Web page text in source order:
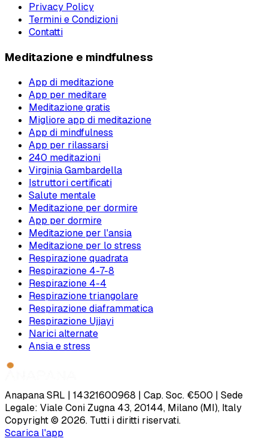
Privacy Policy
Termini e Condizioni
Contatti
Meditazione e mindfulness
App di meditazione
App per meditare
Meditazione gratis
Migliore app di meditazione
App di mindfulness
App per rilassarsi
240 meditazioni
Virginia Gambardella
Istruttori certificati
Salute mentale
Meditazione per dormire
App per dormire
Meditazione per l'ansia
Meditazione per lo stress
Respirazione quadrata
Respirazione 4-7-8
Respirazione 4-4
Respirazione triangolare
Respirazione diaframmatica
Respirazione Ujjayi
Narici alternate
Ansia e stress
Anapana SRL | 14321600968 | Cap. Soc. €500 | Sede
Legale: Viale Coni Zugna 43, 20144, Milano (MI), Italy
Copyright © 2026. Tutti i diritti riservati.
Scarica l'app